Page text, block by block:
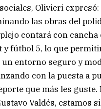
Olivieri
las obras del
contará con
y fútbol 5, lo que
entorno seguro y
con la puesta a
que más les
Valdés, estamos